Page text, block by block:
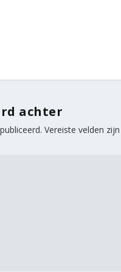
achter
Vereiste velden